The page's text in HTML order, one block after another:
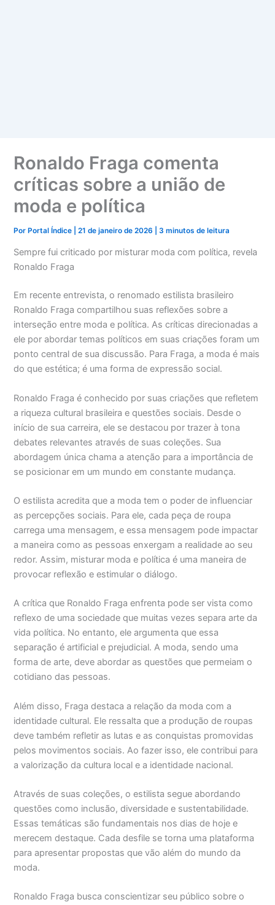
Ronaldo Fraga comenta
críticas sobre a união de
moda e política
PorPortal Índice |21 de janeiro de 2026 |3 minutos de leitura
Sempre fui criticado por misturar moda com política, revela
Ronaldo Fraga
Em recente entrevista, o renomado estilista brasileiro
Ronaldo Fraga compartilhou suas reflexões sobre a
interseção entre moda e política. As críticas direcionadas a
ele por abordar temas políticos em suas criações foram um
ponto central de sua discussão. Para Fraga, a moda é mais
do que estética; é uma forma de expressão social.
Ronaldo Fraga é conhecido por suas criações que refletem
a riqueza cultural brasileira e questões sociais. Desde o
início de sua carreira, ele se destacou por trazer à tona
debates relevantes através de suas coleções. Sua
abordagem única chama a atenção para a importância de
se posicionar em um mundo em constante mudança.
O estilista acredita que a moda tem o poder de influenciar
as percepções sociais. Para ele, cada peça de roupa
carrega uma mensagem, e essa mensagem pode impactar
a maneira como as pessoas enxergam a realidade ao seu
redor. Assim, misturar moda e política é uma maneira de
provocar reflexão e estimular o diálogo.
A crítica que Ronaldo Fraga enfrenta pode ser vista como
reflexo de uma sociedade que muitas vezes separa arte da
vida política. No entanto, ele argumenta que essa
separação é artificial e prejudicial. A moda, sendo uma
forma de arte, deve abordar as questões que permeiam o
cotidiano das pessoas.
Além disso, Fraga destaca a relação da moda com a
identidade cultural. Ele ressalta que a produção de roupas
deve também refletir as lutas e as conquistas promovidas
pelos movimentos sociais. Ao fazer isso, ele contribui para
a valorização da cultura local e a identidade nacional.
Através de suas coleções, o estilista segue abordando
questões como inclusão, diversidade e sustentabilidade.
Essas temáticas são fundamentais nos dias de hoje e
merecem destaque. Cada desfile se torna uma plataforma
para apresentar propostas que vão além do mundo da
moda.
Ronaldo Fraga busca conscientizar seu público sobre o